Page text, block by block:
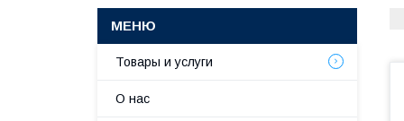
Товары и услуги
О нас